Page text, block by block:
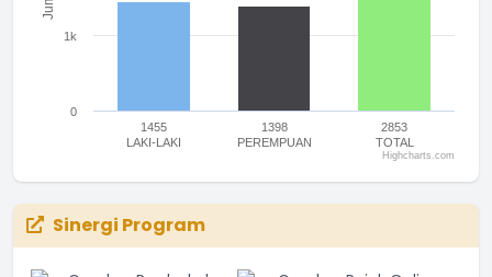
1455
LAKI-LAKI
1398
PEREMPUAN
2853
TOTAL
0
1k
Highcharts.com
Sinergi Program